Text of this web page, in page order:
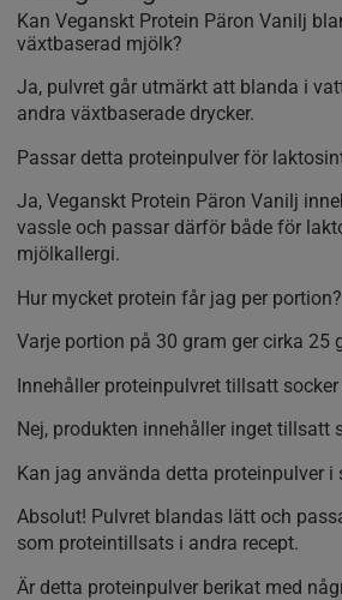
Kan Veganskt Protein Päron Vanilj
växtbaserad mjölk?
Ja, pulvret går utmärkt att blanda i
andra växtbaserade drycker.
Passar detta proteinpulver för
Ja, Veganskt Protein Päron Vanilj
vassle och passar därför både för
mjölkallergi.
Hur mycket protein får jag per portion?
Varje portion på 30 gram ger cirka 25
Innehåller proteinpulvret tillsatt socker
Nej, produkten innehåller inget tillsatt
Kan jag använda detta proteinpulver i
Absolut! Pulvret blandas lätt och
som proteintillsats i andra recept.
Är detta proteinpulver berikat med